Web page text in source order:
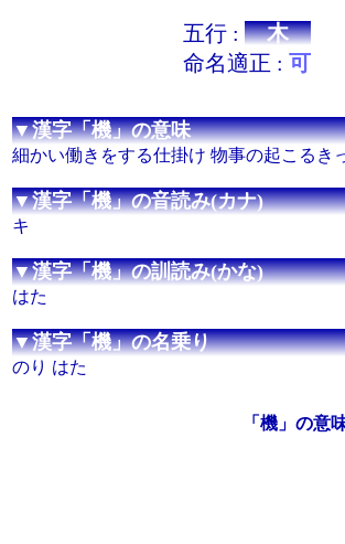
五行 : 木
命名適正 : 可
▼漢字「機」の意味
細かい働きをする仕掛け 物事の起こるき
▼漢字「機」の音読み(カナ)
キ
▼漢字「機」の訓読み(かな)
はた
▼漢字「機」の名乗り
のり はた
「機」の意